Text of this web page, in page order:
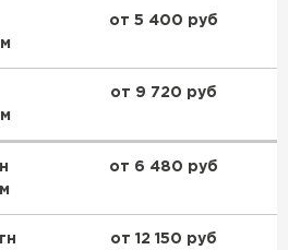
от 5 400 руб
от 9 720 руб
от 6 480 руб
от 12 150 руб